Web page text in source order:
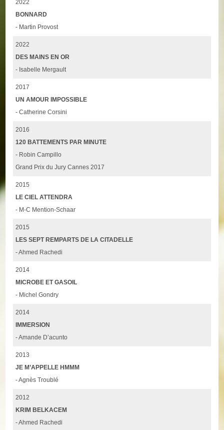
2022
BONNARD
- Martin Provost
2022
DES MAINS EN OR
- Isabelle Mergault
2017
UN AMOUR IMPOSSIBLE
- Catherine Corsini
2016
120 BATTEMENTS PAR MINUTE
- Robin Campillo
Grand Prix du Jury Cannes 2017
2015
LE CIEL ATTENDRA
- M-C Mention-Schaar
2015
LES SEPT REMPARTS DE LA CITADELLE
- Ahmed Rachedi
2014
MICROBE ET GASOIL
- Michel Gondry
2014
IMMERSION
- Amande D’acunto
2013
JE M’APPELLE HMMM
- Agnès Troublé
2012
KRIM BELKACEM
- Ahmed Rachedi